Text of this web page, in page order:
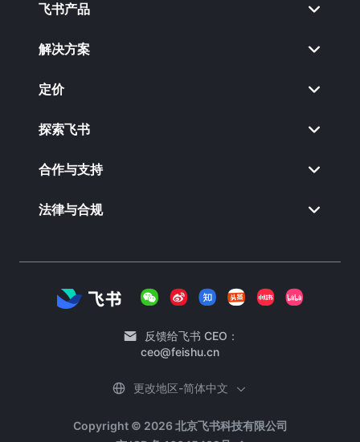
飞书产品
解决方案
定价
探索飞书
合作与支持
法律与合规
反馈给飞书 CEO：
ceo@feishu.cn
Copyright © 2026 北京飞书科技有限公司
更改地区-简体中文